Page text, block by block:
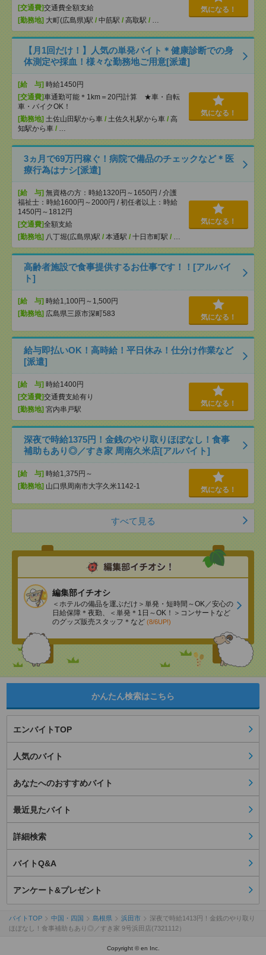
[交通費]交通費全額支給
[勤務地] 大町(広島県)駅 / 中筋駅 / 高取駅 /
気になる！
【月1回だけ！】人気の単発バイト＊健康診断での身
体測定や採血！様々な勤務地ご用意[派遣]
[給 与] 時給1450円
[交通費]車通勤可能＊1km＝20円計算 ★車・自転
車・バイクOK！
[勤務地] 土佐山田駅から車 / 土佐久礼駅から車 / 高
知駅から車 /
気になる！
3ヵ月で69万円稼ぐ！病院で備品のチェックなど＊医
療行為はナシ[派遣]
[給 与] 無資格の方：時給1320円～1650円 / 介護
福祉士：時給1600円～2000円 / 初任者以上：時給
1450円～1812円
[交通費]全額支給
[勤務地] 八丁堀(広島県)駅 / 本通駅 / 十日市町駅 /
気になる！
高齢者施設で食事提供するお仕事です！！[アルバイ
ト]
[給 与] 時給1,100円～1,500円
[勤務地] 広島県三原市深町583 気になる！
給与即払いOK！高時給！平日休み！仕分け作業など
[派遣]
[給 与] 時給1400円
[交通費]交通費支給有り
[勤務地] 宮内串戸駅
気になる！
深夜で時給1375円！金銭のやり取りほぼなし！食事
補助もあり◎／すき家 周南久米店[アルバイト]
[給 与] 時給1,375円～
[勤務地] 山口県周南市大字久米1142-1 気になる！
すべて見る
編集部イチオシ
＜ホテルの備品を運ぶだけ＞単発・短時間～OK／安心の
日給保障＊夜勤、＜単発＊1日～OK！＞コンサートなど
のグッズ販売スタッフ＊など (8/6UP!)
かんたん検索はこちら
エンバイトTOP
人気のバイト
あなたへのおすすめバイト
最近見たバイト
詳細検索
バイトQ&A
アンケート&プレゼント
バイトTOP 中国・四国 島根県 浜田市
深夜で時給1413円！金銭のやり取り
ほぼなし！食事補助もあり◎／すき家 9号浜田店(7321112）
Copyright © en Inc.